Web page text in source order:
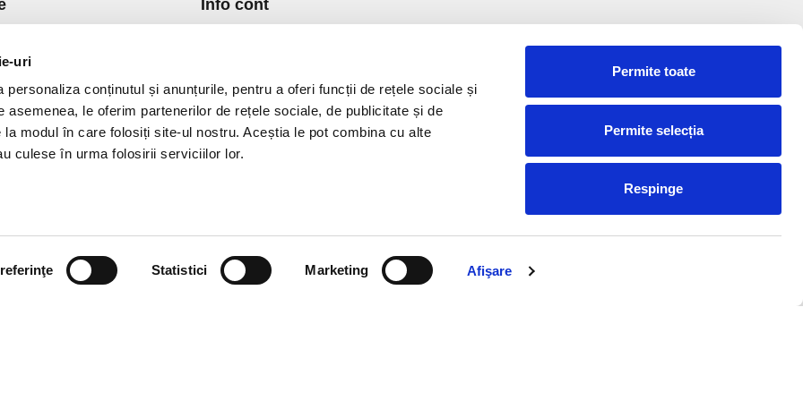
uri
personaliza conținutul și anunțurile, pentru a oferi funcții de rețele sociale și
asemenea, le oferim partenerilor de rețele sociale, de publicitate și de
modul în care folosiți site-ul nostru. Aceștia le pot combina cu alte
culese în urma folosirii serviciilor lor.
Statistici Marketing Afişare
Permite toate
Permite selecția
Respinge
si Plata
de Returnare
de confidentialitate
Cookies
si conditii
Info cont
Lista Favorite
GDPR - Protectia datelor
Contact